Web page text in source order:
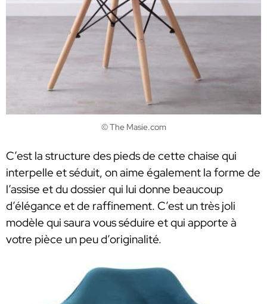
© The Masie.com
C’est la structure des pieds de cette chaise qui
interpelle et séduit, on aime également la forme de
l’assise et du dossier qui lui donne beaucoup
d’élégance et de raffinement. C’est un très joli
modèle qui saura vous séduire et qui apporte à
votre pièce un peu d’originalité.